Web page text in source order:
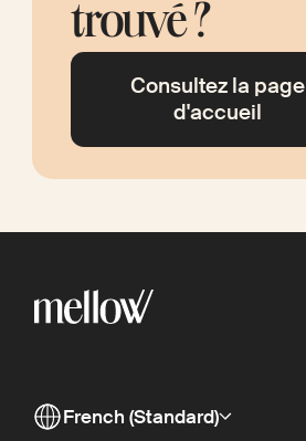
trouvé ?
Consultez la page
d'accueil
French (Standard)